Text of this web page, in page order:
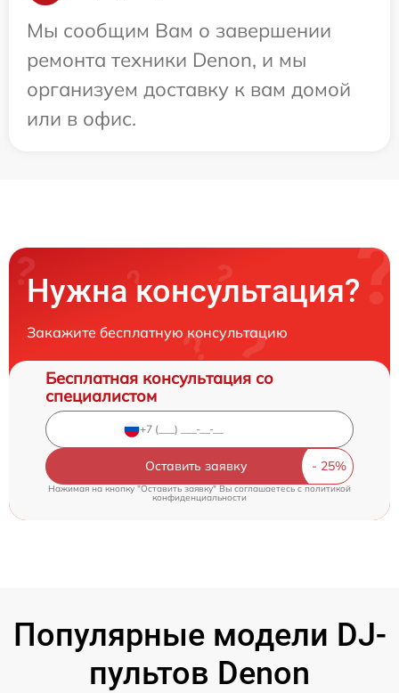
Мы сообщим Вам о завершении
ремонта техники Denon, и мы
организуем доставку к вам домой
или в офис.
Нужна консультация?
Закажите бесплатную консультацию
Бесплатная консультация со
специалистом
Оставить заявку
Нажимая на кнопку "Оставить заявку" Вы соглашаетесь cполитикой
конфиденциальности
Популярные модели DJ-
пультов Denon